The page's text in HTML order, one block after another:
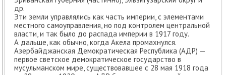
др.
Эти земли управлялись как часть империи, с элементами
местного самоуправления, но под контролем центральной
власти, и так было до распада империи в 1917 году.
А дальше, как обычно, когда Акела промахнулся.
Азербайджанская Демократическая Республика (АДР) —
первое светское демократическое государство в
мусульманском мире, существовавшее с 28 мая 1918 года